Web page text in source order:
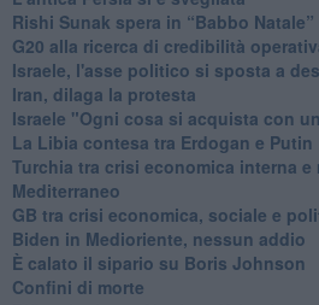
Rishi Sunak spera in “Babbo Natale”
G20 alla ricerca di credibilità
Israele, l'asse politico si sposta a
Iran, dilaga la protesta
Israele "Ogni cosa si acquista con
La Libia contesa tra Erdogan e Putin
Turchia tra crisi economica interna
Mediterraneo
GB tra crisi economica, sociale e
Biden in Medioriente, nessun addio
È calato il sipario su Boris Johnson
Confini di morte